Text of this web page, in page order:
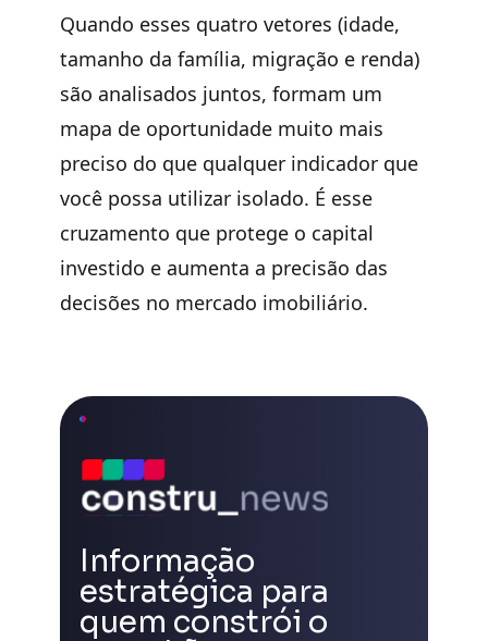
Quando esses quatro vetores (idade,
tamanho da família, migração e renda)
são analisados juntos, formam um
mapa de oportunidade muito mais
preciso do que qualquer indicador que
você possa utilizar isolado. É esse
cruzamento que protege o capital
investido e aumenta a precisão das
decisões no mercado imobiliário.
Informação
estratégica para
quem constrói o